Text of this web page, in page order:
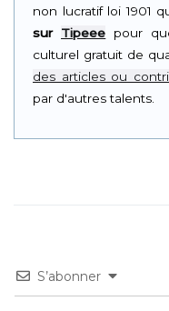
non lucratif loi 1901
sur Tipeee pour
culturel gratuit de
des articles ou
par d'autres talents.
S’abonner